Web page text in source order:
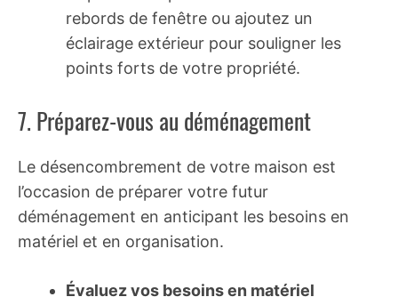
rebords de fenêtre ou ajoutez un
éclairage extérieur pour souligner les
points forts de votre propriété.
7. Préparez-vous au déménagement
Le désencombrement de votre maison est
l’occasion de préparer votre futur
déménagement en anticipant les besoins en
matériel et en organisation.
Évaluez vos besoins en matériel